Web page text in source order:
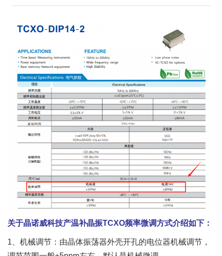
关于晶诺威科技产温补晶振TCXO频率微调方式介绍如下：
1、机械调节：由晶体振荡器外壳开孔的电位器机械调节，